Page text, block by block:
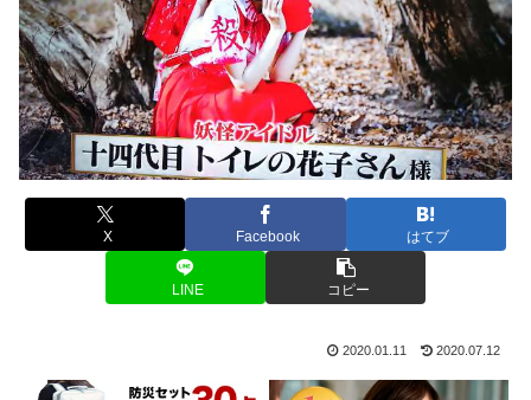
X Facebook はてブ
LINE コピー
2020.01.11 2020.07.12